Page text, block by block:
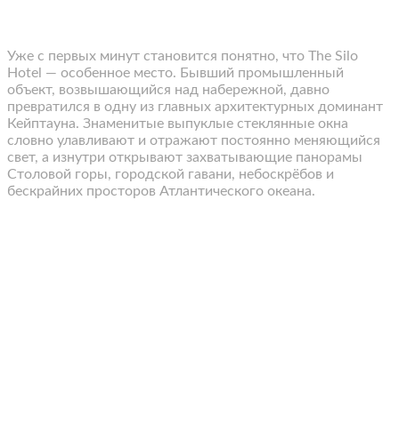
Уже с первых минут становится понятно, что The Silo
Hotel — особенное место. Бывший промышленный
объект, возвышающийся над набережной, давно
превратился в одну из главных архитектурных доминант
Кейптауна. Знаменитые выпуклые стеклянные окна
словно улавливают и отражают постоянно меняющийся
свет, а изнутри открывают захватывающие панорамы
Столовой горы, городской гавани, небоскрёбов и
бескрайних просторов Атлантического океана.